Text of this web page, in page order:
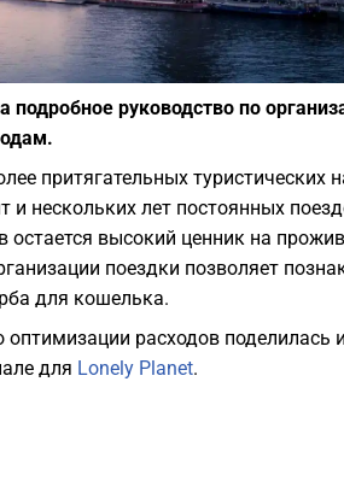
руководство по
притягательных туристических
и нескольких лет постоянных
высокий ценник на
поездки позволяет
для кошелька.
расходов поделилась
для Lonely Planet.